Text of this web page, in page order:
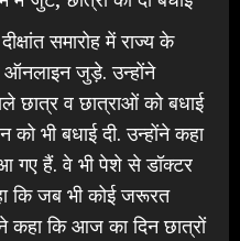
समारोह में राज्य के
ऑनलाइन जुड़े. उन्होंने
छात्र व छात्राओं को बधाई
भी बधाई दी. उन्होंने कहा
गए हैं. वे भी पेशे से डॉक्टर
कि जब भी कोई जरूरत
कहा कि आज का दिन छात्रों